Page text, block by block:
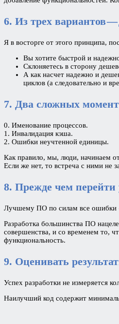
6. Из трех вариантов
Я в восторге от этого принципа,
Вы хотите быстрой и
Склоняетесь в сторону
А как насчет надежно и
циклов (а следовательно и
7. Два сложных
0. Именование процессов.
1. Инвалидация кэша.
2. Ошибки неучтенной единицы.
Как правило, мы, люди, начинаем
Если же нет, то встреча с ними не
8. Прежде чем
Лучшему ПО по силам все
Разработка большинства ПО
совершенства, и со временем то,
функциональность.
9. Оценивать
Успех разработки не измеряется
Наилучший код содержит